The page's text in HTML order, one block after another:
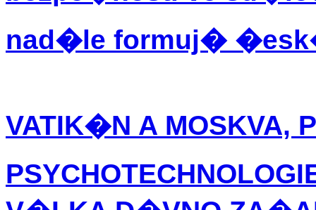
nad�le formuj�
VATIK�N A